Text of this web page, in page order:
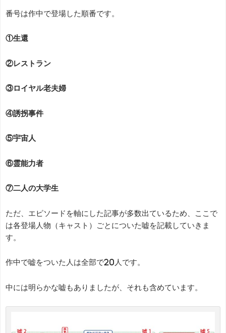
番号は作中で登場した順番です。
①生還
②レストラン
③ロイヤル老夫婦
④誘拐事件
⑤宇宙人
⑥霊能力者
⑦二人の大学生
ただ、エピソードを軸にした記事が多数出ているため、ここで
は各登場人物（キャスト）ごとについた嘘を記載していきま
す。
作中で嘘をついた人は全部で20人です。
中には明らかな嘘もありましたが、それも含めています。